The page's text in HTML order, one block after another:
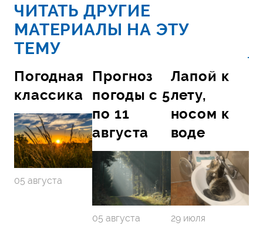
ЧИТАТЬ ДРУГИЕ
МАТЕРИАЛЫ НА ЭТУ
ТЕМУ
Погодная
классика
05 августа
Прогноз
погоды с 5
по 11
августа
05 августа
Лапой к
лету,
носом к
воде
29 июля